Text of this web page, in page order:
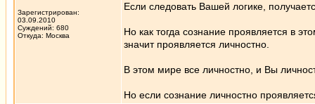
Зарегистрирован:
03.09.2010
Суждений: 680
Откуда: Москва
Если следовать Вашей логике,
Но как тогда сознание проявляется в
значит проявляется личностно.
В этом мире все личностно, и Вы
Но если сознание личностно